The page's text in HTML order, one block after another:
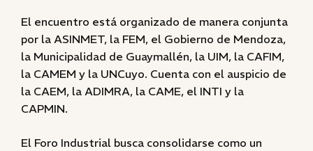
El encuentro está organizado de manera conjunta
por la ASINMET, la FEM, el Gobierno de Mendoza,
la Municipalidad de Guaymallén, la UIM, la CAFIM,
la CAMEM y la UNCuyo. Cuenta con el auspicio de
la CAEM, la ADIMRA, la CAME, el INTI y la
CAPMIN.
El Foro Industrial busca consolidarse como un